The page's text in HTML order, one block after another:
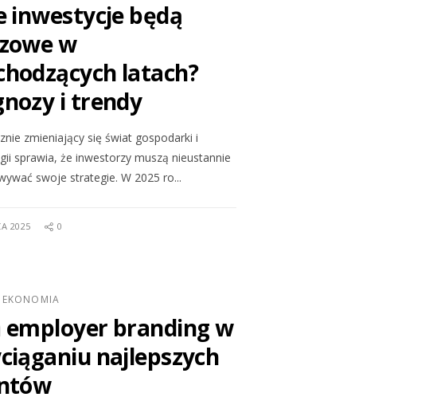
inwestycje będą
w
latach?
i trendy
zmieniający się świat gospodarki i
sprawia, że inwestorzy muszą nieustannie
swoje strategie. W 2025 ro...
2025 0
employer branding w
najlepszych